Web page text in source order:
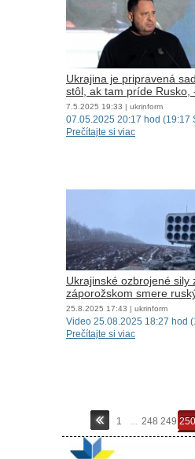
Ukrajina je pripravená
stôl, ak tam príde Rusko,
7.5.2025 19:33 | ukrinform
07.05.2025 20:17 hod (19:17
Prečítajte si viac
Ukrajinské ozbrojené sily
záporožskom smere
25.8.2025 17:43 | ukrinform
Video 25.08.2025 18:27 hod
Prečítajte si viac
1 ... 248 249 250